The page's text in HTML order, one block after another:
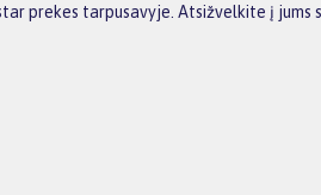
prekes tarpusavyje. Atsižvelkite į jums